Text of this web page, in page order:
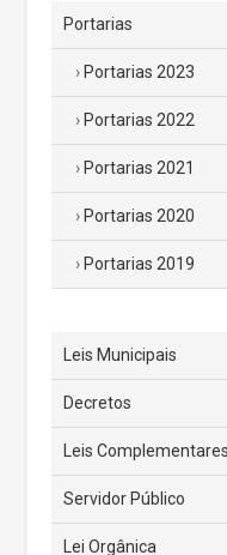
Portarias
Portarias 2023
Portarias 2022
Portarias 2021
Portarias 2020
Portarias 2019
Leis Municipais
Decretos
Leis Complementares
Servidor Público
Lei Orgânica